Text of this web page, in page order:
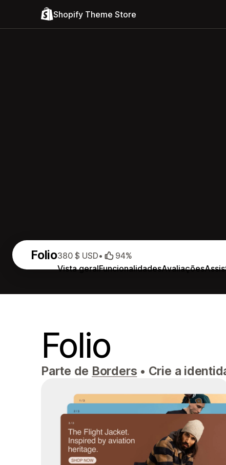
Shopify Theme Store
Folio
Vista geralFuncionalidadesAvaliações
380 $ USD• 94%
Folio
Parte de Borders • Crie a